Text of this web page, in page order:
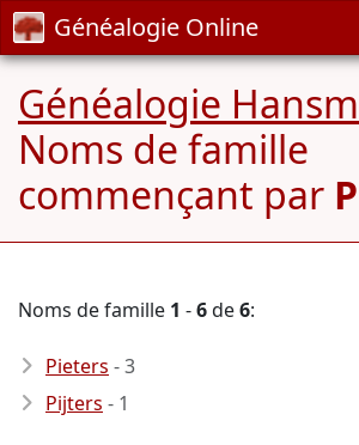
Généalogie Online
Généalogie
Noms de famille
commençant par P
Noms de famille 1 -6de6:
Pieters - 3
Pijters - 1